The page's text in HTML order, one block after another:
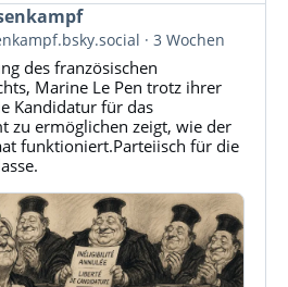
3 Wochen
des französischen
Marine Le Pen trotz ihrer
Kandidatur für das
zu ermöglichen zeigt, wie der
funktioniert.Parteiisch für die